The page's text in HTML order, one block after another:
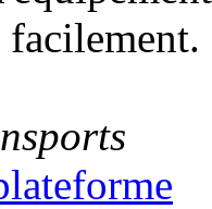
facilement.